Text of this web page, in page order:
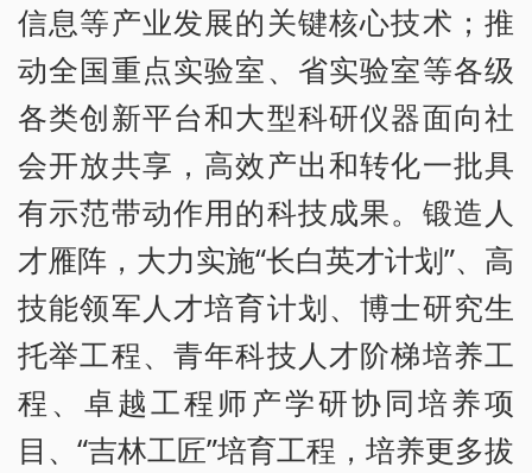
信息等产业发展的关键核心技术；推
动全国重点实验室、省实验室等各级
各类创新平台和大型科研仪器面向社
会开放共享，高效产出和转化一批具
有示范带动作用的科技成果。锻造人
才雁阵，大力实施“长白英才计划”、高
技能领军人才培育计划、博士研究生
托举工程、青年科技人才阶梯培养工
程、卓越工程师产学研协同培养项
目、“吉林工匠”培育工程，培养更多拔